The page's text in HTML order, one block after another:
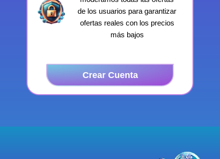
de los usuarios para garantizar
ofertas reales con los precios
más bajos
Crear Cuenta